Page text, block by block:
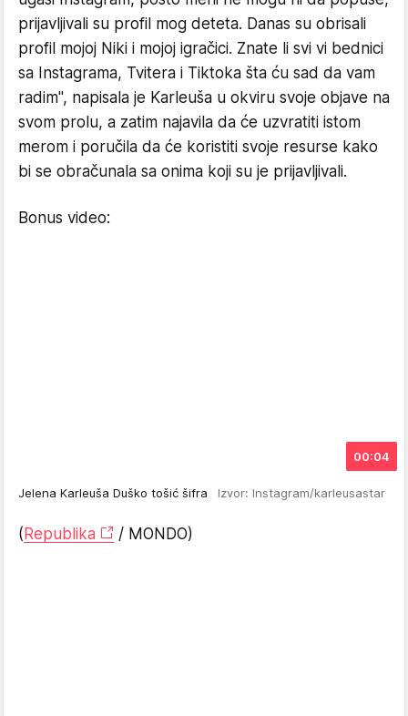
prijavljivali su profil mog deteta. Danas su obrisali
profil mojoj Niki i mojoj igračici. Znate li svi vi bednici
sa Instagrama, Tvitera i Tiktoka šta ću sad da vam
radim", napisala je Karleuša u okviru svoje objave na
svom prolu, a zatim najavila da će uzvratiti istom
merom i poručila da će koristiti svoje resurse kako
bi se obračunala sa onima koji su je prijavljivali.
Bonus video:
00:04
Jelena Karleuša Duško tošić šifra Izvor: Instagram/karleusastar
(Republika / MONDO)